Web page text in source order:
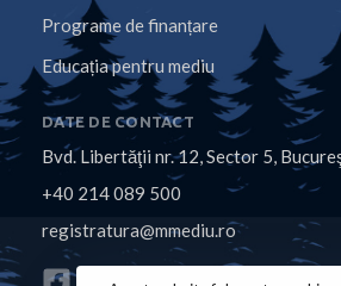
Programe de finanțare
Educația pentru mediu
DATE DE CONTACT
Bvd. Libertăţii nr. 12, Sector 5,
+40 214 089 500
registratura@mmediu.ro